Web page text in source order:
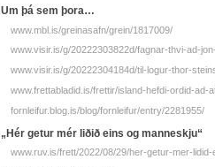
Um þá sem þora…
www.mbl.is/greinasafn/grein/1817009/
www.visir.is/g/20222303822d/fagnar-thvi-ad-
www.visir.is/g/20222304184d/til-logur-thor-
www.frettabladid.is/frettir/island-hefdi-ordid-ad-
fornleifur.blog.is/blog/fornleifur/entry/2281955/
„Hér getur mér liðið eins og manneskju“
www.ruv.is/frett/2022/08/29/her-getur-mer-